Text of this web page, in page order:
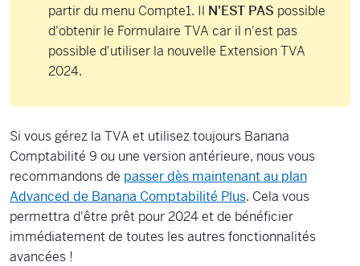
partir du menu Compte1. Il N'EST PAS possible
d'obtenir le Formulaire TVA car il n'est pas
possible d'utiliser la nouvelle Extension TVA
2024.
Si vous gérez la TVA et utilisez toujours Banana
Comptabilité 9 ou une version antérieure, nous vous
recommandons de passer dès maintenant au plan
Advanced de Banana Comptabilité Plus. Cela vous
permettra d'être prêt pour 2024 et de bénéficier
immédiatement de toutes les autres fonctionnalités
avancées !